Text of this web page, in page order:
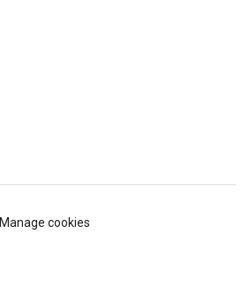
Manage cookies